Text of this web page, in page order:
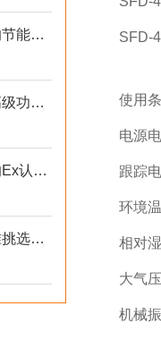
晶硅压力变送器在无线监测中的节能方案
超声波液位计：从基础原理到高级功能的全面解析
防爆热电偶在石油化工行业中的Ex认证要求与选型指南
压力表规格型号各项参数，精准挑选并使用压力表入门指南
SFD-
使用
电源
跟踪
环境
相对
大气
机械